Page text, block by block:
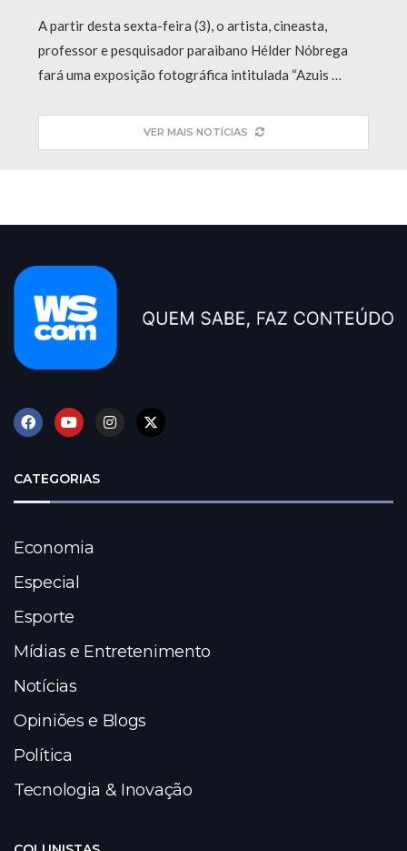
A partir desta sexta-feira (3), o artista, cineasta,
professor e pesquisador paraibano Hélder Nóbrega
fará uma exposição fotográfica intitulada “Azuis …
VER MAIS NOTÍCIAS
CATEGORIAS
Economia
Especial
Esporte
Mídias e Entretenimento
Notícias
Opiniões e Blogs
Política
Tecnologia & Inovação